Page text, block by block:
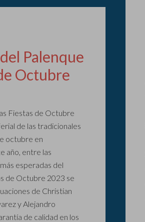
Palenque
Octubre
Fiestas de Octubre
de las tradicionales
octubre en
año, entre las
esperadas del
de Octubre 2023 se
de Christian
y Alejandro
de calidad en los